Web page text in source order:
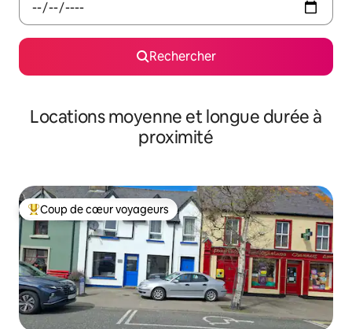
Rechercher
Locations moyenne et longue durée à
proximité
Coups de cœur voyageurs les plus appréciés
Coup de cœur voyageurs